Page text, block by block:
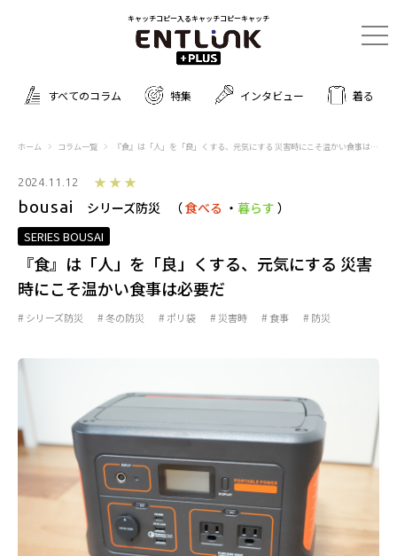
キャッチコピー入るキャッチコピーキャッチ
すべてのコラム 特集 インタビュー 着る
ホーム コラム一覧 『食』は「人」を「良」くする、元気にする 災害時にこそ温かい食事は必要だ
2024.11.12 ★★★
bousai シリーズ防災 食べる ・ 暮らす
SERIES BOUSAI
『食』は「人」を「良」くする、元気にする 災害
時にこそ温かい食事は必要だ
シリーズ防災 冬の防災 ポリ袋 災害時 食事 防災